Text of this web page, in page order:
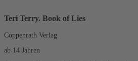
Teri Terry. Book of Lies
Coppenrath Verlag
ab 14 Jahren